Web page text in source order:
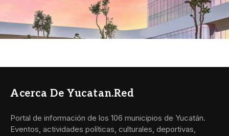
Acerca De Yucatan.red
Portal de información de los 106 municipios de Yucatán.
Eventos, actividades políticas, culturales, deportivas,